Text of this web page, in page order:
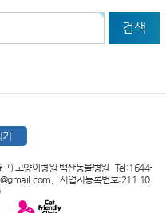
검색
) 고양이병원 백산동물병원 Tel:1644-
사업자등록번호:211-10-